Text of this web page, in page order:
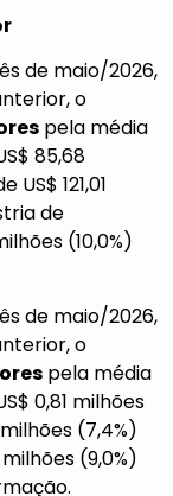
de maio/2026,
o
pela média
85,68
121,01
de
(10,0%)
de maio/2026,
o
pela média
0,81 milhões
(7,4%)
(9,0%)